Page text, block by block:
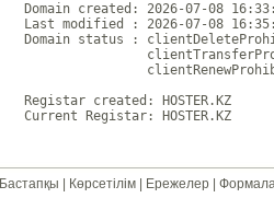
Domain created: 2026-07-08
Last modified : 2026-07-08
Domain status :
Registar created: HOSTER.KZ
Бастапқы Көрсетілім Ережелер